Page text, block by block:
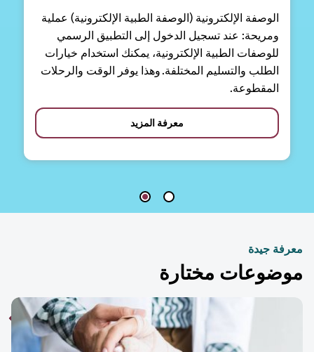
الوصفة الإلكترونية (الوصفة الطبية الإلكترونية) عملية
ومريحة: عند تسجيل الدخول إلى التطبيق الرسمي
للوصفات الطبية الإلكترونية، يمكنك استخدام خيارات
الطلب والتسليم المختلفة. وهذا يوفر الوقت والرحلات
المقطوعة.
معرفة المزيد
جيدة
مختارة